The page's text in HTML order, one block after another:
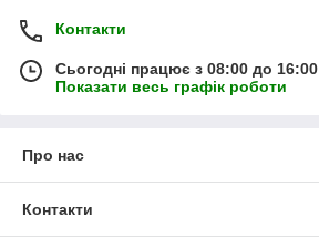
Контакти
Сьогодні працює з 08:00 до 16:00
Показати весь графік роботи
Про нас
Контакти